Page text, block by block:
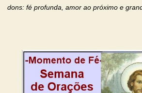
dons: fé profunda, amor ao próximo e
Senhor Jesus Cristo, vosso Filho, na
Amém. Novena a Nhá Chica (Oração para
celestiais através da intercessão da Serva
(Rezar durante nove dias seguidos ou